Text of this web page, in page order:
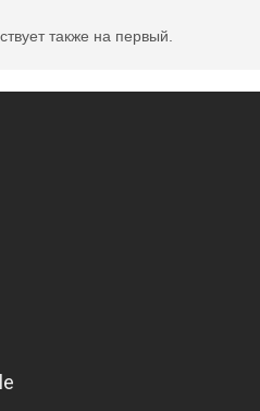
также на первый.